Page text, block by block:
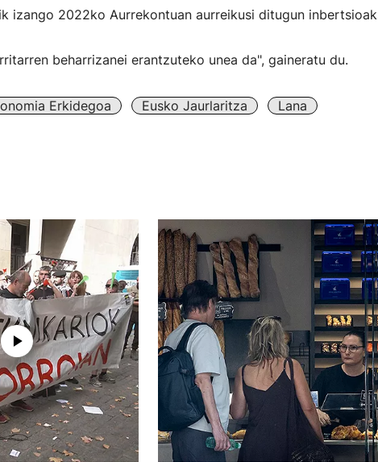
izango 2022ko Aurrekontuan aurreikusi ditugun inbertsioak
beharrizanei erantzuteko unea da", gaineratu du.
Erkidegoa Eusko Jaurlaritza
Lana